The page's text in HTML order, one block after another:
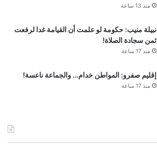
منذ 13 ساعة
نبيلة منيب: حكومة لو علمت أن القيامة غدا لرفعت
ثمن سجادة الصلاة!
منذ 17 ساعة
إقليم صفرو: المواطن خدام… والجماعة ناعسة!
منذ 17 ساعة